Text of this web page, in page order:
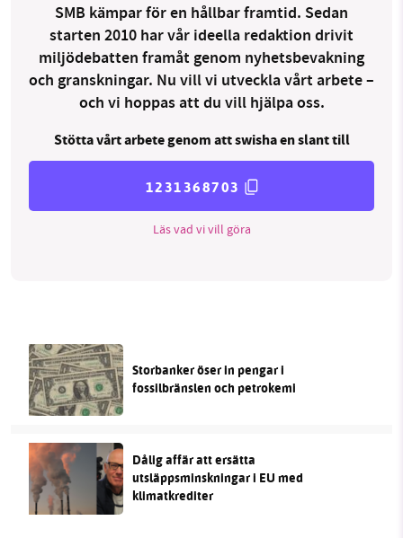
SMB kämpar för en hållbar framtid. Sedan
starten 2010 har vår ideella redaktion drivit
miljödebatten framåt genom nyhetsbevakning
och granskningar. Nu vill vi utveckla vårt arbete –
och vi hoppas att du vill hjälpa oss.
Stötta vårt arbete genom att swisha en slant till
1231368703
Läs vad vi vill göra
Storbanker öser in pengar i
fossilbränslen och petrokemi
Dålig affär att ersätta
utsläppsminskningar i EU med
klimatkrediter